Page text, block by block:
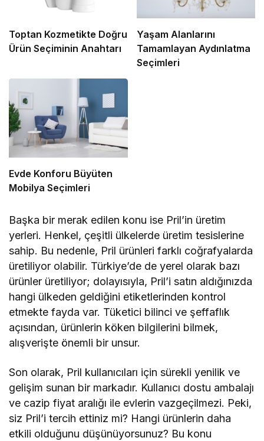
Toptan Kozmetikte Doğru
Ürün Seçiminin Anahtarı
Yaşam Alanlarını
Tamamlayan Aydınlatma
Seçimleri
Evde Konforu Büyüten
Mobilya Seçimleri
Başka bir merak edilen konu ise Pril’in üretim
yerleri. Henkel, çeşitli ülkelerde üretim tesislerine
sahip. Bu nedenle, Pril ürünleri farklı coğrafyalarda
üretiliyor olabilir. Türkiye’de de yerel olarak bazı
ürünler üretiliyor; dolayısıyla, Pril’i satın aldığınızda
hangi ülkeden geldiğini etiketlerinden kontrol
etmekte fayda var. Tüketici bilinci ve şeffaflık
açısından, ürünlerin köken bilgilerini bilmek,
alışverişte önemli bir unsur.
Son olarak, Pril kullanıcıları için sürekli yenilik ve
gelişim sunan bir markadır. Kullanıcı dostu ambalajı
ve cazip fiyat aralığı ile evlerin vazgeçilmezi. Peki,
siz Pril’i tercih ettiniz mi? Hangi ürünlerin daha
etkili olduğunu düşünüyorsunuz? Bu konu